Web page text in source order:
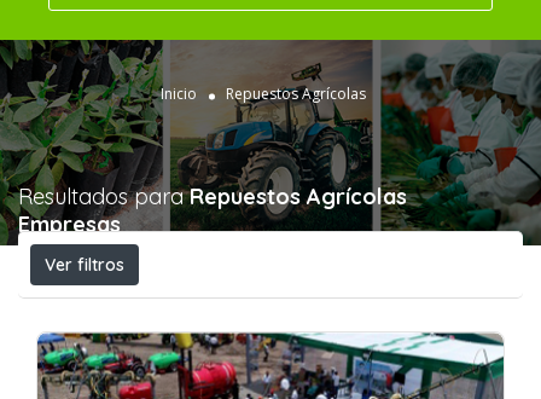
Inicio Repuestos Agrícolas
Resultados paraRepuestos Agrícolas
Empresas
Ver filtros